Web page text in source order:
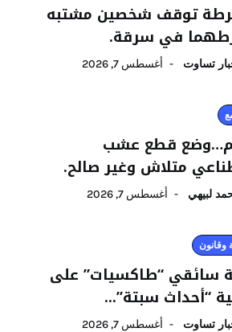
توقف شخصين مشتبه
في سرقة.
تساوت أغسطس 7, 2026
قطع عشب
متلاش وغير صالح.
لبيهي أغسطس 7, 2026
وقانون
سائقي “طاكسيات” على
“أحداث سبتة”...
تساوت أغسطس 7, 2026